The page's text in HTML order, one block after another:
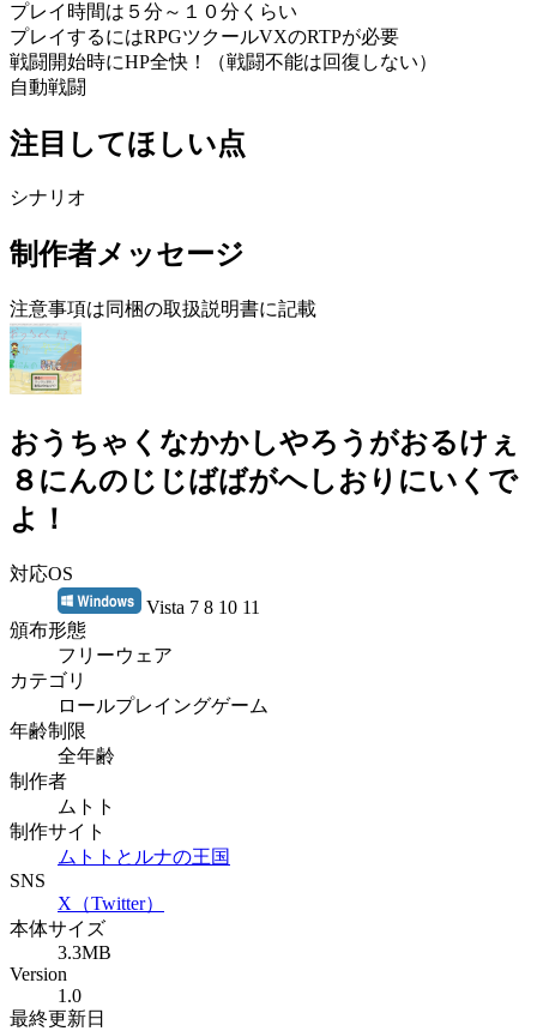
プレイ時間は５分～１０分くらい
プレイするにはRPGツクールVXのRTPが必要
戦闘開始時にHP全快！（戦闘不能は回復しない）
自動戦闘
注目してほしい点
シナリオ
制作者メッセージ
注意事項は同梱の取扱説明書に記載
おうちゃくなかかしやろうがおるけぇ
８にんのじじばばがへしおりにいくで
よ！
対応OS
Vista 7 8 10 11
頒布形態
フリーウェア
カテゴリ
ロールプレイングゲーム
年齢制限
全年齢
制作者
ムトト
制作サイト
ムトトとルナの王国
SNS
X（Twitter）
本体サイズ
3.3MB
Version
1.0
最終更新日